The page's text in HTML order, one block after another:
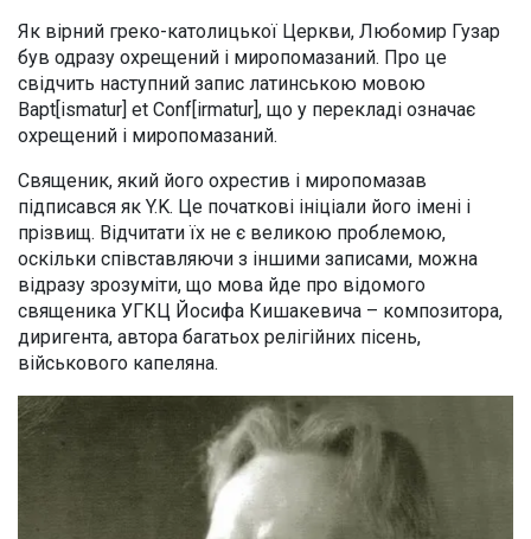
Як вірний греко-католицької Церкви, Любомир Гузар
був одразу охрещений і миропомазаний. Про це
свідчить наступний запис латинською мовою
Bapt[ismatur] et Conf[irmatur], що у перекладі означає
охрещений і миропомазаний.
Священик, який його охрестив і миропомазав
підписався як Y.K. Це початкові ініціали його імені і
прізвищ. Відчитати їх не є великою проблемою,
оскільки співставляючи з іншими записами, можна
відразу зрозуміти, що мова йде про відомого
священика УГКЦ Йосифа Кишакевича – композитора,
диригента, автора багатьох релігійних пісень,
військового капеляна.